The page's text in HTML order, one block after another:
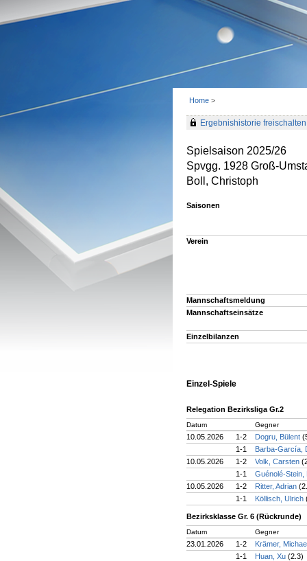
Home >
Ergebnishistorie freischalten
Spielsaison 2025/26
Spvgg. 1928 Groß-
Boll, Christoph
Saisonen
Verein
Mannschaftsmeldung
Mannschaftseinsätze
Einzelbilanzen
Einzel-Spiele
Relegation Bezirksliga Gr.2
Datum Gegner
10.05.2026 1-2 Dogru, Bülent
1-1
Barba-García,
10.05.2026
1-2 Volk, Carsten
1-1
Guénolé-
10.05.2026
1-2 Ritter, Adrian
1-1
Köllisch, Ulrich
Bezirksklasse Gr. 6 (Rückrunde)
Datum Gegner
23.01.2026 1-2
Krämer,
1-1
Huan, Xu (2.3)